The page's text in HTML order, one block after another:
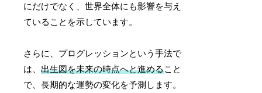
にだけでなく、世界全体にも影響を与え
ていることを示しています。
さらに、プログレッションという手法で
は、出生図を未来の時点へと進めること
で、長期的な運勢の変化を予測します。